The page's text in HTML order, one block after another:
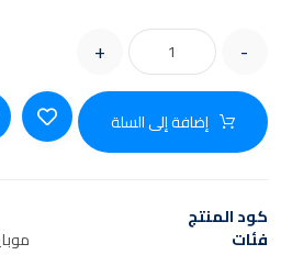
-
+
إضافة إلى السلة
كود المنتج
فئات